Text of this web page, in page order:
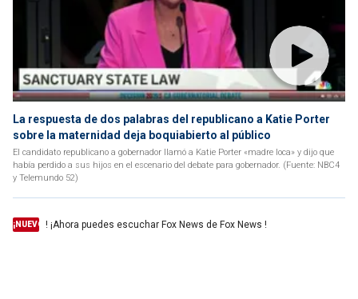
La respuesta de dos palabras del republicano a Katie Porter
sobre la maternidad deja boquiabierto al público
El candidato republicano a gobernador llamó a Katie Porter «madre loca» y dijo que
había perdido a sus hijos en el escenario del debate para gobernador. (Fuente: NBC4
y Telemundo 52)
¡NUEVO ! ¡Ahora puedes escuchar Fox News de Fox News !